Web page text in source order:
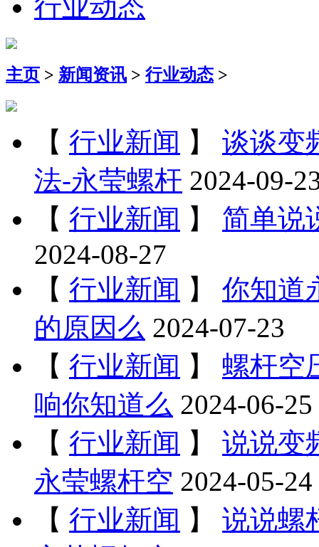
行业动态
主页 > 新闻资讯 > 行业动态 >
【 行业新闻 】 谈谈变
法-永莹螺杆 2024-09-
【 行业新闻 】 简单说
2024-08-27
【 行业新闻 】 你知道
的原因么 2024-07-23
【 行业新闻 】 螺杆空
响你知道么 2024-06-25
【 行业新闻 】 说说变
永莹螺杆空 2024-05-24
【 行业新闻 】 说说螺